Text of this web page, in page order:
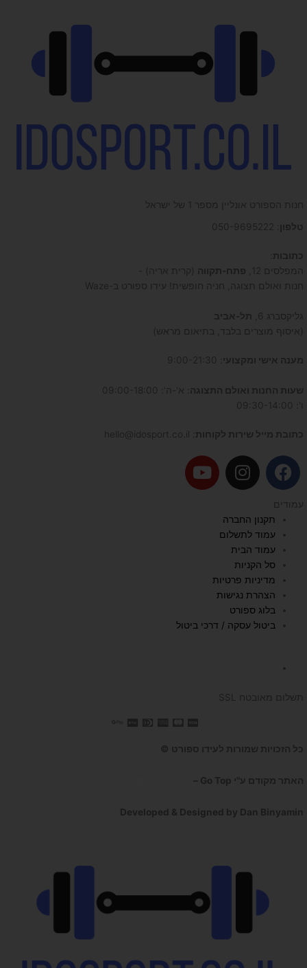
חנות הספורט אונליין מספר 1 של ישראל
טלפון
כתובות
המפלסים 12,
פתח-תקווה (קרית אריה) -
חנות ואולם תצוגה, חניה חופשית! עידו ספורט ב-Waze
גליקסברג 6,
תל-אביב
(איסוף מוצרים בלבד, בתיאום מראש)
מענה אישי ומקצועי
שעות החנות ואולם התצוגה : א'-ה': 09:00-18:00
ו': 09:30-14:00
כתובת מייל שירות לקוחות
F
a
c
e
b
o
o
k
I
n
t
a
g
r
a
m
Y
o
עמודים
תקנון החברה
עמוד לתשלום
עמוד הבית
סל הקניות
מדיניות פרטיות
הצהרת נגישות
בלוג ספורט
ביטול עסקה / דרכי ביטול
תשלום מאובטח SSL
כל הזכויות שמורות לעידו ספורט ©
האתר מקודם ע"י Go Top –
Developed & Designed by Dan Binyamin